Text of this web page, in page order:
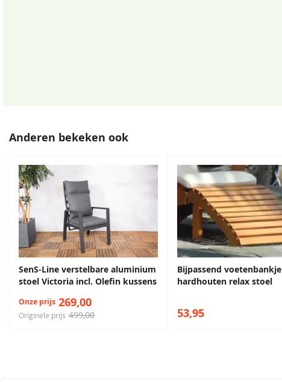
Anderen bekeken ook
SenS-Line verstelbare aluminium
stoel Victoria incl. Olefin kussens
Originele prijs 499,00
Onze prijs 269,00
Bijpassend voetenbankje
hardhouten relax stoel
53,95